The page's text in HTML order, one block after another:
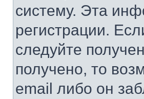
систему. Эта
регистрации.
следуйте
получено, то
email либо он